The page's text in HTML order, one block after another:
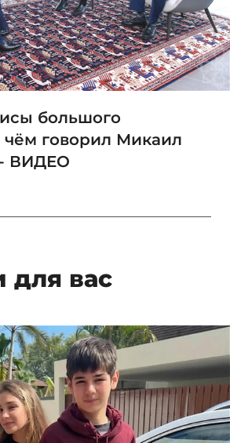
большого
чём говорил Микаил
ВИДЕО
для вас